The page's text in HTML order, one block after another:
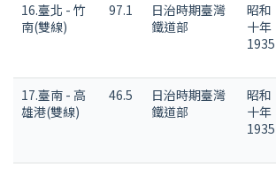
16.臺北 - 竹
南(雙線)
97.1
日治時期臺灣
鐵道部
昭和
十年
1935
17.臺南 - 高
雄港(雙線)
46.5
日治時期臺灣
鐵道部
昭和
十年
1935